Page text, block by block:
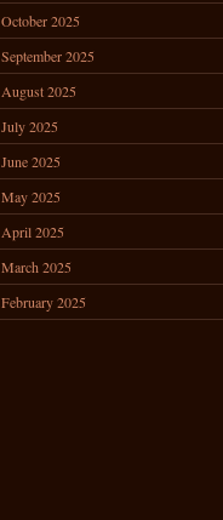
October 2025
September 2025
August 2025
July 2025
June 2025
May 2025
April 2025
March 2025
February 2025